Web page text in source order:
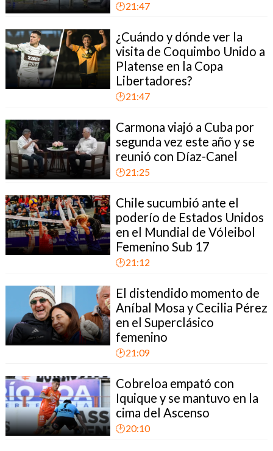
🕑21:47
¿Cuándo y dónde ver la
visita de Coquimbo Unido a
Platense en la Copa
Libertadores?
🕑21:47
Carmona viajó a Cuba por
segunda vez este año y se
reunió con Díaz-Canel
🕑21:25
Chile sucumbió ante el
poderío de Estados Unidos
en el Mundial de Vóleibol
Femenino Sub 17
🕑21:12
El distendido momento de
Aníbal Mosa y Cecilia Pérez
en el Superclásico
femenino
🕑21:09
Cobreloa empató con
Iquique y se mantuvo en la
cima del Ascenso
🕑20:10